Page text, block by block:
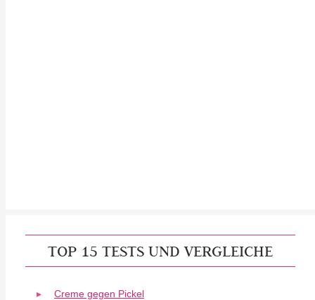
TOP 15 TESTS UND VERGLEICHE
Creme gegen Pickel